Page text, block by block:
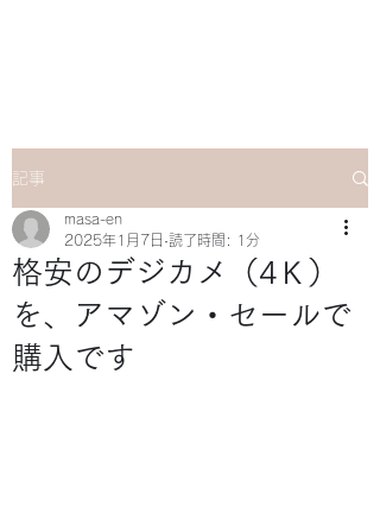
記事
格安のデジカメ（4Ｋ）
を、アマゾン・セールで
購入です
masa-en
2025年1月7日 読了時間: 1分